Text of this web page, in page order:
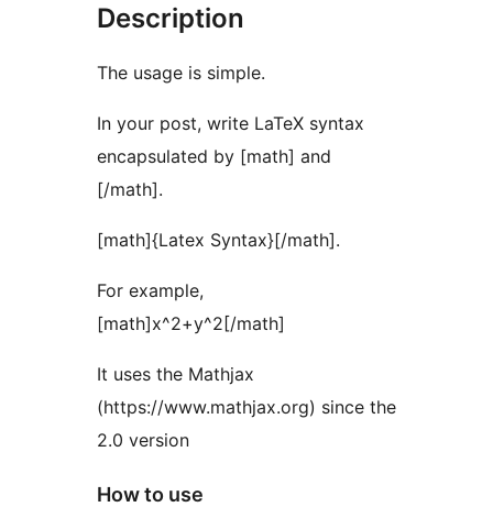
Description
The usage is simple.
In your post, write LaTeX syntax
encapsulated by [math] and
[/math].
[math]{Latex Syntax}[/math].
For example,
[math]x^2+y^2[/math]
It uses the Mathjax
(https://www.mathjax.org) since the
2.0 version
How to use